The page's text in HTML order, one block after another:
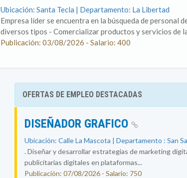
Ubicación: Santa Tecla | Departamento: La Libertad
Empresa líder se encuentra en la búsqueda de personal
diversos tipos - Comercializar productos y servicios de
Publicación: 03/08/2026 - Salario: 400
OFERTAS DE EMPLEO DESTACADAS
DISEÑADOR GRAFICO
Ubicación: Calle La Mascota | Departamento : San
. Diseñar y desarrollar estrategias de marketing
publicitarias digitales en plataformas...
Publicación: 07/08/2026 - Salario: 750